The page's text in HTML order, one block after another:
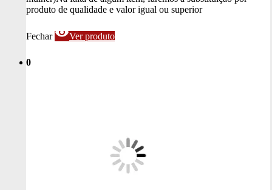
produto de qualidade e valor igual ou superior
Fechar visibilityVer produto
0